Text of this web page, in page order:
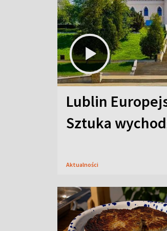
Lublin
Sztuka
Aktualności